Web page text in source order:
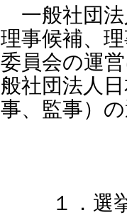
一般社団法
理事候補、
委員会の運
般社団法人
事、監事）
１．選